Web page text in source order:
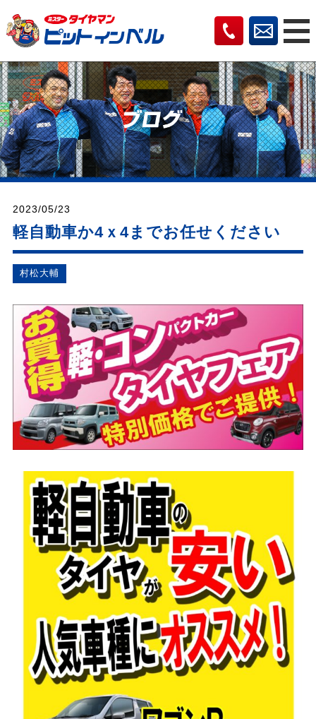
2023/05/23
軽自動車か4ｘ4までお任せください
村松⼤輔